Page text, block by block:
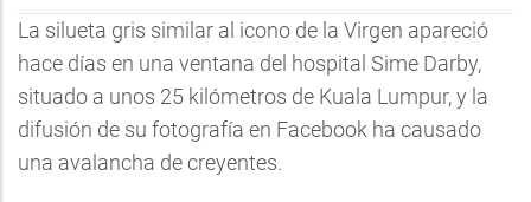
La silueta gris similar al icono de la Virgen apareció
hace días en una ventana del hospital Sime Darby,
situado a unos 25 kilómetros de Kuala Lumpur, y la
difusión de su fotografía en Facebook ha causado
una avalancha de creyentes.